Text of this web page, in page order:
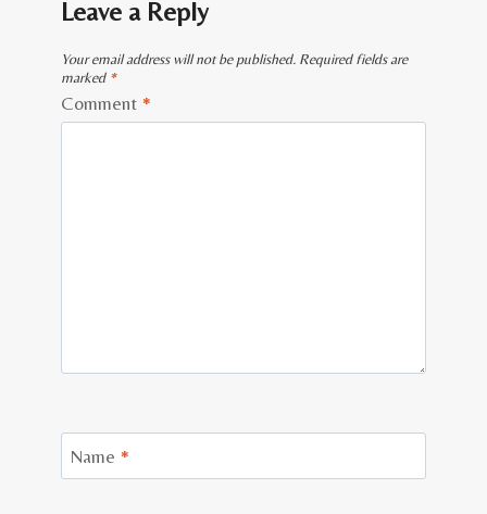
Leave a Reply
Your email address will not be published. Required fields are
marked *
Comment *
Name *